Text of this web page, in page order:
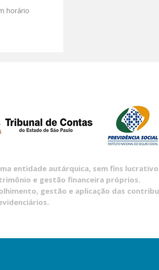
horário
é uma entidade autárquica, sem fins
e gestão financeira próprios.
gestão e aplicação das